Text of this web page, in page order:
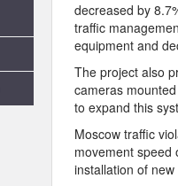
decreased by
traffic
equipment and
The project also
cameras
to expand this
Moscow traffic
movement speed
installation of